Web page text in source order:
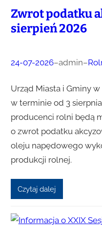
Zwrot podatku
sierpień 2026
24-07-2026–admin–
Urząd Miasta i Gminy
w terminie od 3 sierpnia
producenci rolni będą
o zwrot podatku
oleju napędowego
produkcji rolnej.
Czytaj dalej